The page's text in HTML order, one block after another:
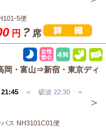
5便
円 ? 席
・富山⇒新宿・東京ディ
21:45 ＝ 砺波 22:30 ＝
ス NH3101C01便